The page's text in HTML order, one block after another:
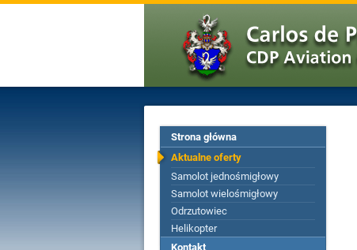
Strona główna
Aktualne oferty
Samolot jednośmigłowy
Samolot wielośmigłowy
Odrzutowiec
Helikopter
Kontakt